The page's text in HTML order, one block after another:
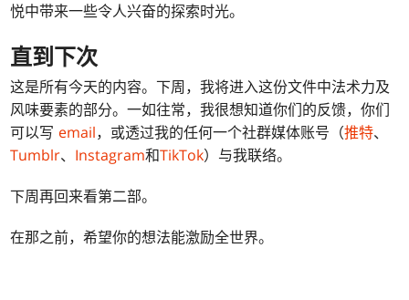
悦中带来一些令人兴奋的探索时光。
直到下次
这是所有今天的内容。下周，我将进入这份文件中法术力及
风味要素的部分。一如往常，我很想知道你们的反馈，你们
可以写 email，或透过我的任何一个社群媒体账号（推特、
Tumblr、 Instagram和TikTok）与我联络。
下周再回来看第二部。
在那之前，希望你的想法能激励全世界。